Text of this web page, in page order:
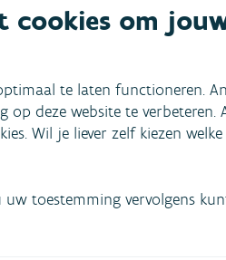
kilometer waterloop en
werden grondig
handen genomen in
historische
cookies om
te laten functioneren.
deze website te verbeteren.
Wil je liever zelf kiezen
toestemming vervolgens